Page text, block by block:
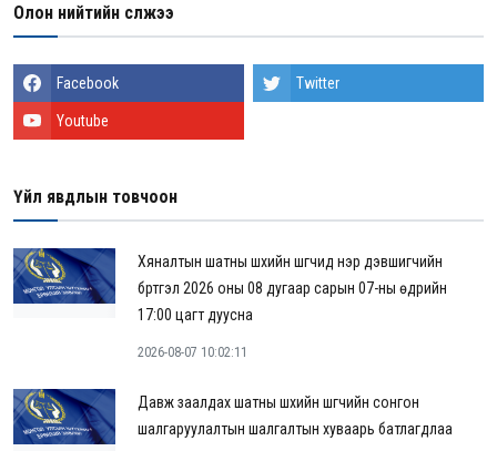
Олон нийтийн сүлжээ
Facebook Twitter
Youtube
Үйл явдлын товчоон
Хяналтын шатны шүүхийн шүүгчид нэр дэвшигчийн
бүртгэл 2026 оны 08 дугаар сарын 07-ны өдрийн
17:00 цагт дуусна
2026-08-07 10:02:11
Давж заалдах шатны шүүхийн шүүгчийн сонгон
шалгаруулалтын шалгалтын хуваарь батлагдлаа